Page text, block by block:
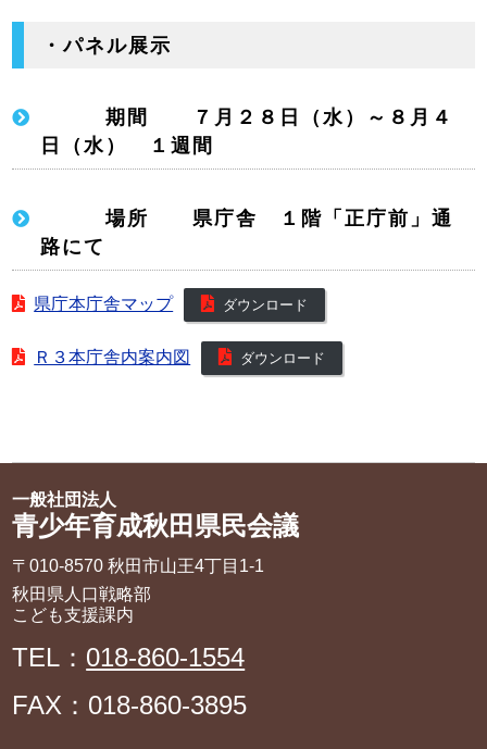
・パネル展示
期間 ７月２８日（水）～８月４
日（水） １週間
場所 県庁舎 １階「正庁前」通
路にて
県庁本庁舎マップ ダウンロード
Ｒ３本庁舎内案内図 ダウンロード
一般社団法人
青少年育成秋田県民会議
〒010-8570 秋田市山王4丁目1‐1
秋田県人口戦略部
こども支援課内
TEL： 018-860-1554
FAX：018-860-3895